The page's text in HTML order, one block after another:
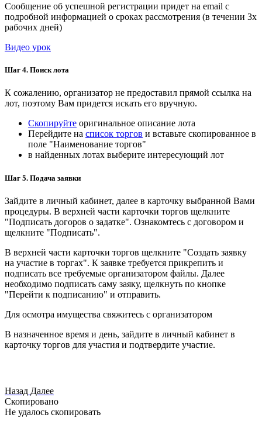
Сообщение об успешной регистрации придет на email с
подробной информацией о сроках рассмотрения (в течении 3х
рабочих дней)
Видео урок
Шаг 4. Поиск лота
К сожалению, организатор не предоставил прямой ссылка на
лот, поэтому Вам придется искать его вручную.
Скопируйте оригинальное описание лота
Перейдите на список торгов и вставьте скопированное в
поле "Наименование торгов"
в найденных лотах выберите интересующий лот
Шаг 5. Подача заявки
Зайдите в личный кабинет, далее в карточку выбранной Вами
процедуры. В верхней части карточки торгов щелкните
"Подписать догоров о задатке". Ознакомтесь с договором и
щелкните "Подписать".
В верхней части карточки торгов щелкните "Создать заявку
на участие в торгах". К заявке требуется прикрепить и
подписать все требуемые организатором файлы. Далее
необходимо подписать саму заяку, щелкнуть по кнопке
"Перейти к подписанию" и отправить.
Для осмотра имущества свяжитесь с организатором
В назначенное время и день, зайдите в личный кабинет в
карточку торгов для участия и подтвердите участие.
Назад Далее
Скопировано
Не удалось скопировать